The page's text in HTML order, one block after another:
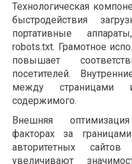
Технологическая
быстродействия
портативные
robots.txt. Грамотное
повышает
посетителей.
между страницами
содержимого.
Внешняя
факторах за
авторитетных
увеличивают